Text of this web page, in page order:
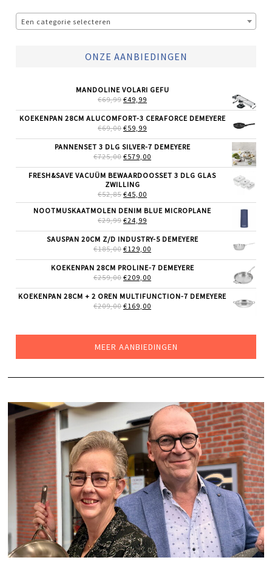
Een categorie selecteren
ONZE AANBIEDINGEN
MANDOLINE VOLARI GEFU
€69,99 OORSPRONKELIJKE
WAS:
€69,99.
€49,99
IS:
KOEKENPAN 28CM ALUCOMFORT-3 CERAFORCE DEMEYERE
€69,00 OORSPRONKELIJKE
WAS:
€69,00.
€59,99
IS:
€59,99.
PANNENSET 3 DLG SILVER-7 DEMEYERE
€725,00 OORSPRONKELIJKE
WAS:
€725,00.
€579,00
IS:
FRESH&SAVE VACUÜM BEWAARDOOSSET 3 DLG GLAS
ZWILLING
€52,85 OORSPRONKELIJKE
PRIJS
WAS:
€52,85.
€45,00
PRIJS
IS:
NOOTMUSKAATMOLEN DENIM BLUE MICROPLANE
€29,99 OORSPRONKELIJKE
WAS:
€29,99.
€24,99
IS:
€24,99.
SAUSPAN 20CM Z/D INDUSTRY-5 DEMEYERE
€185,00 OORSPRONKELIJKE
WAS:
€185,00.
€129,00
IS:
KOEKENPAN 28CM PROLINE-7 DEMEYERE
€259,00 OORSPRONKELIJKE
WAS:
€259,00.
€209,00
IS:
KOEKENPAN 28CM + 2 OREN MULTIFUNCTION-7 DEMEYERE
€209,00 OORSPRONKELIJKE
€169,00
MEER AANBIEDINGEN